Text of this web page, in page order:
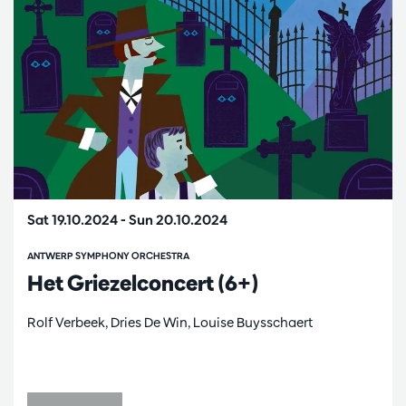
Het Griezelconcert (6+)
Rolf Verbeek, Dries De Win, Louise Buysschaert
ANTWERP SYMPHONY ORCHESTRA
Sat 19.10.2024- Sun 20.10.2024